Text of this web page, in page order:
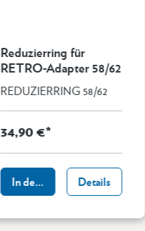
Reduzierring für
RETRO-Adapter 58/62
REDUZIERRING 58/62
34,90 €*
In den WarenkorbDetails